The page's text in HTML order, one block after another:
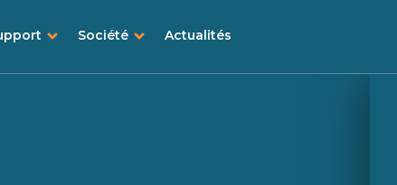
Société Actualités